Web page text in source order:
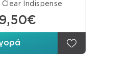
Indispense